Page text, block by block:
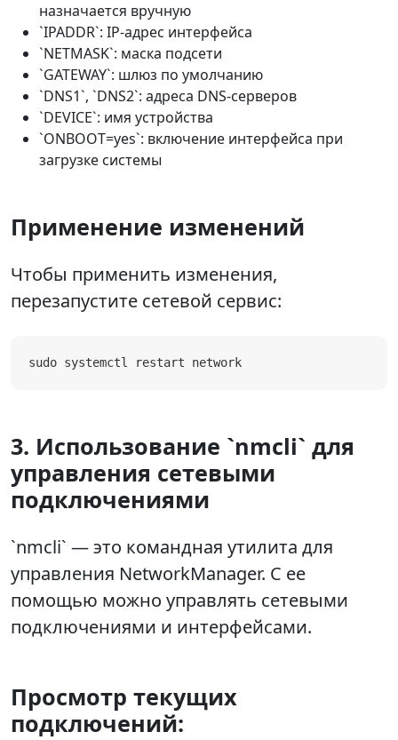
назначается вручную
`IPADDR`: IP-адрес интерфейса
`NETMASK`: маска подсети
`GATEWAY`: шлюз по умолчанию
`DNS1`, `DNS2`: адреса DNS-серверов
`DEVICE`: имя устройства
`ONBOOT=yes`: включение интерфейса при
загрузке системы
Применение изменений
Чтобы применить изменения,
перезапустите сетевой сервис:
sudo systemctl restart network
3. Использование `nmcli` для
управления сетевыми
подключениями
`nmcli` — это командная утилита для
управления NetworkManager. С ее
помощью можно управлять сетевыми
подключениями и интерфейсами.
Просмотр текущих
подключений: